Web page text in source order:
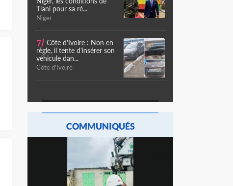
Tiani pour sa ré...
Niger
7/ Côte d'Ivoire : Non en
règle, il tente d'insérer son
véhicule dan...
Côte d'Ivoire
COMMUNIQUÉS